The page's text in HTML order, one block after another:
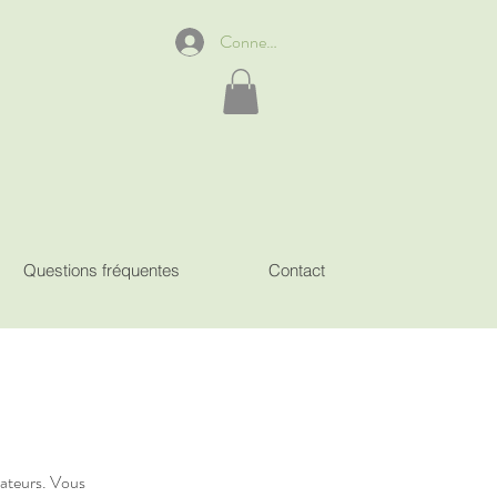
Connexion
Questions fréquentes Contact
Vous